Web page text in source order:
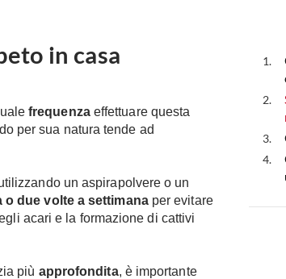
in casa
frequenzaeffettuare questa
per sua natura tende ad
un aspirapolvere o un
o due volte a settimanaper evitare
acari e la formazione di cattivi
più approfondita, è importante